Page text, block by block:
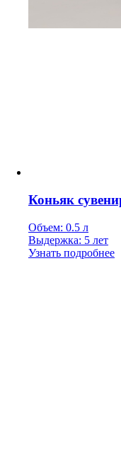
Коньяк
Объем: 0.5 л
Выдержка: 5 лет
Узнать подробнее